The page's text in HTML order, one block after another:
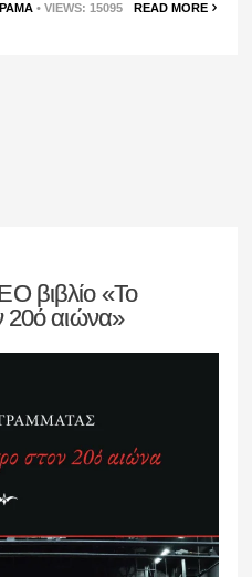
• VIEWS: 15095 READ MORE
βιβλίο «Το
20ό αιώνα»